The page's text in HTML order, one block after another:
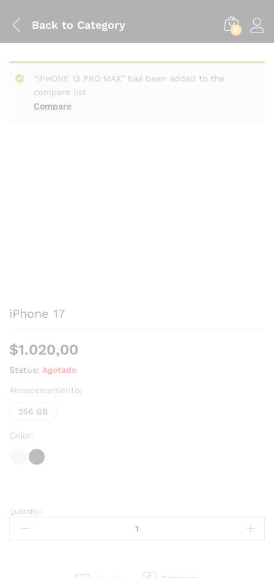
Back to Category 0
Compare
“IPHONE 13 PRO MAX” has been added to the
compare list
iPhone 17
$1.020,00
Status: Agotado
Almacenamiento:
256 GB
Color:
Quantity: